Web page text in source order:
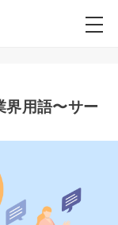
界用語〜サー